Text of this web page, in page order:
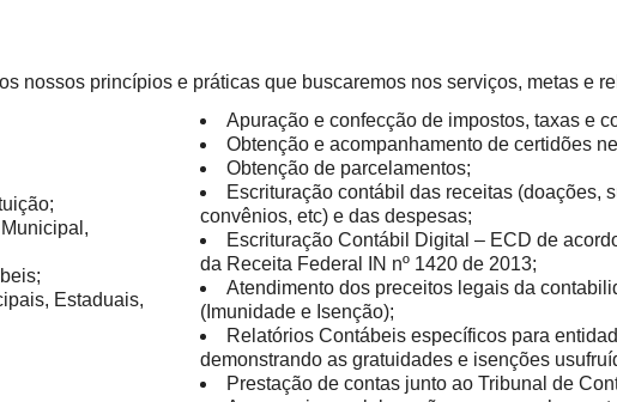
nossos princípios e práticas que buscaremos nos serviços, metas e
Estaduais,
Apuração e confecção de impostos, taxas e
Obtenção e acompanhamento de certidões
Obtenção de parcelamentos;
Escrituração contábil das receitas (doações,
convênios, etc) e das despesas;
Escrituração Contábil Digital – ECD de
da Receita Federal IN nº 1420 de 2013;
Atendimento dos preceitos legais da
(Imunidade e Isenção);
Relatórios Contábeis específicos para
demonstrando as gratuidades e isenções
Prestação de contas junto ao Tribunal de